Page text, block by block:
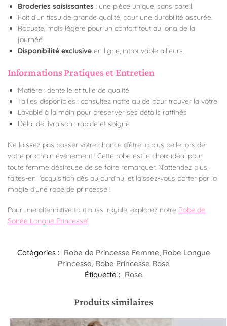
Broderies saisissantes : une pièce unique, sans pareil.
Fait d’un tissu de grande qualité, pour une durabilité assurée.
Robuste, mais légère pour un confort tout au long de la
journée.
Disponibilité exclusive en ligne, introuvable ailleurs.
Informations Pratiques et Entretien
Matière : dentelle et tulle de qualité
Tailles disponibles : consultez notre guide pour trouver la vôtre
Lavable à la main pour préserver ses détails raffinés
Délai de livraison : rapide et soigné
Ne laissez pas passer votre chance d’être la plus belle lors de
votre prochain événement ! Cette robe est le choix idéal pour
toute femme désireuse de se faire remarquer. N’attendez plus,
faites-en l’acquisition dès aujourd’hui et laissez-vous porter par la
magie d’une robe de princesse !
Pour une alternative tout aussi royale, explorez notre Robe de
Soirée Longue Princesse!
Catégories : Robe de Princesse Femme, Robe Longue
Princesse​, Robe Princesse Rose
Étiquette : Rose
Produits similaires